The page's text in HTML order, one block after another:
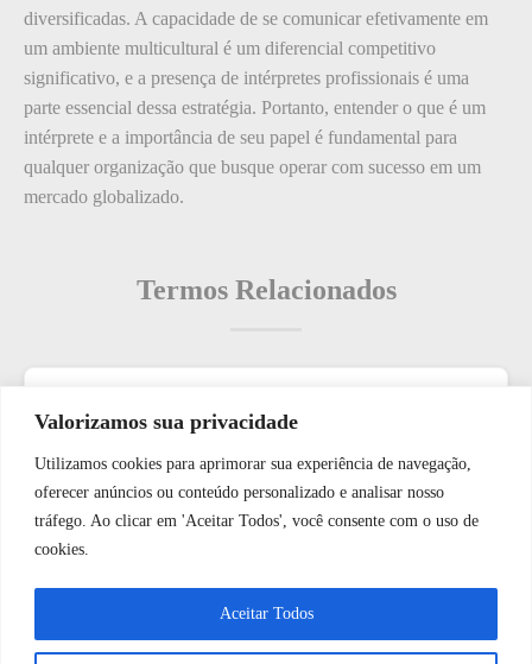
Valorizamos sua privacidade
Utilizamos cookies para aprimorar sua experiência de navegação,
oferecer anúncios ou conteúdo personalizado e analisar nosso
tráfego. Ao clicar em 'Aceitar Todos', você consente com o uso de
cookies.
Aceitar Todos
diversificadas. A capacidade de se comunicar efetivamente em
um ambiente multicultural é um diferencial competitivo
significativo, e a presença de intérpretes profissionais é uma
parte essencial dessa estratégia. Portanto, entender o que é um
intérprete e a importância de seu papel é fundamental para
qualquer organização que busque operar com sucesso em um
mercado globalizado.
Termos Relacionados
O que é: Detecção de Falhas
O que é: Horário de Funcionamento da Portaria?
Como: lidar com oscilações de energia e seus impactos em
O que é: Nível de Segurança de Vídeo
O que é: Atenção aos Moradores?
WhatsApp JF Tech
Vamos conversar e descobrir como
podemos ajudá-lo hoje?